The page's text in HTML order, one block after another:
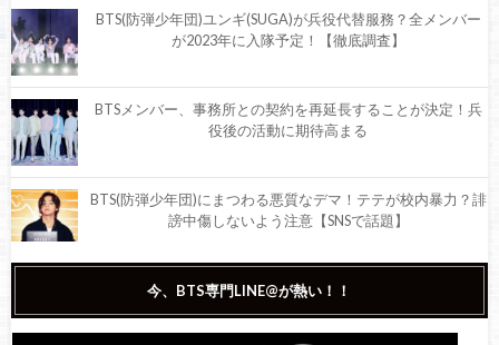
BTS(防弾少年団)ユンギ(SUGA)が兵役代替服務？全メンバー
が2023年に入隊予定！【徹底調査】
BTSメンバー、事務所との契約を再延長することが決定！兵
役後の活動に期待高まる
BTS(防弾少年団)にまつわる悪質なデマ！テテが校内暴力？誹
謗中傷しないよう注意【SNSで話題】
BTS(防弾少年団)ジョングクが2022 FIFAワールドカップ・カ
タール大会の開会式で『Dreamers』を披露！
今、BTS専門LINE@が熱い！！